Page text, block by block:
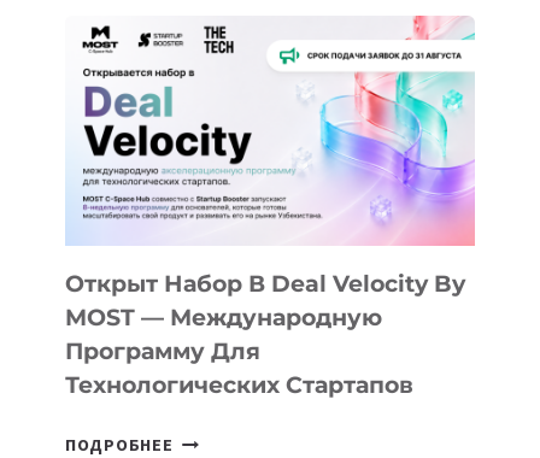
АЛМАТЫ:
AI
YOUTH
CAMP
ДАЛ
30
ПОДРОСТКАМ
БИЛЕТ
В
ПРЕДПРИНИМАТЕЛЬСТВО
Открыт Набор В Deal Velocity By
MOST — Международную
Программу Для
Технологических Стартапов
ПОДРОБНЕЕ ОТКРЫТ